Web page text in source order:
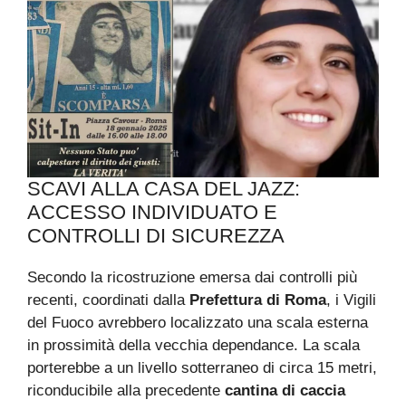
SCAVI ALLA CASA DEL JAZZ:
ACCESSO INDIVIDUATO E
CONTROLLI DI SICUREZZA
Secondo la ricostruzione emersa dai controlli più
recenti, coordinati dalla Prefettura di Roma, i Vigili
del Fuoco avrebbero localizzato una scala esterna
in prossimità della vecchia dependance. La scala
porterebbe a un livello sotterraneo di circa 15 metri,
riconducibile alla precedente cantina di caccia